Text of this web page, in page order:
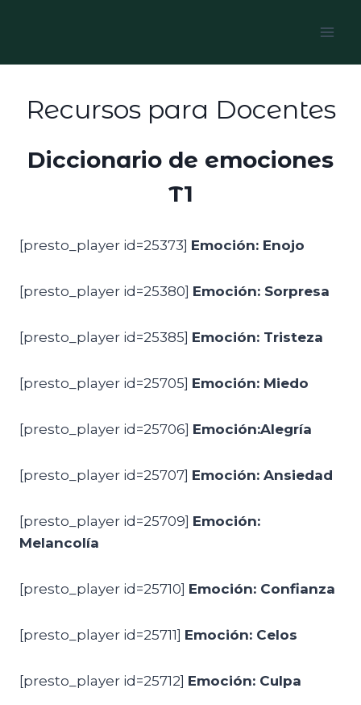
Recursos para Docentes
Diccionario de emociones
T1
[presto_player id=25373] Emoción: Enojo
[presto_player id=25380] Emoción: Sorpresa
[presto_player id=25385] Emoción: Tristeza
[presto_player id=25705] Emoción: Miedo
[presto_player id=25706] Emoción:Alegría
[presto_player id=25707] Emoción: Ansiedad
[presto_player id=25709] Emoción:
Melancolía
[presto_player id=25710] Emoción: Confianza
[presto_player id=25711] Emoción: Celos
[presto_player id=25712] Emoción: Culpa